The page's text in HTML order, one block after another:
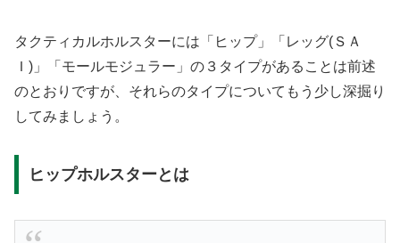
タクティカルホルスターには「ヒップ」「レッグ(ＳＡ
Ｉ)」「モールモジュラー」の３タイプがあることは前述
のとおりですが、それらのタイプについてもう少し深掘り
してみましょう。
ヒップホルスターとは